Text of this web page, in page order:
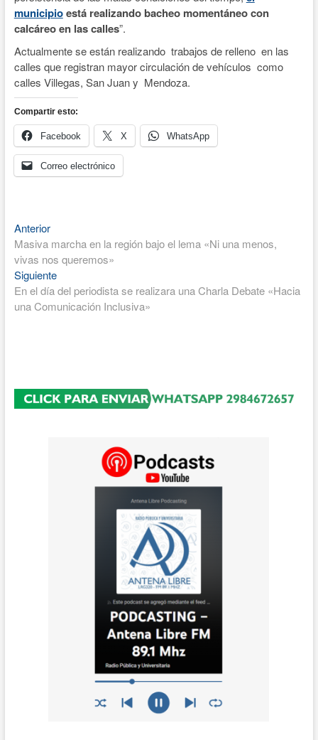
municipioestá realizando bacheo momentáneo con
calcáreo en las calles”.
Actualmente se están realizando trabajos de relleno en las
calles que registran mayor circulación de vehículos como
calles Villegas, San Juan y Mendoza.
Compartir esto:
Facebook X WhatsApp
Correo electrónico
Navegación
de
entradas
AnteriorEntrada
anterior:
Masiva marcha en la región bajo el lema «Ni una menos,
vivas nos queremos»
SiguienteEntrada
siguiente:
En el día del periodista se realizara una Charla Debate «Hacia
una Comunicación Inclusiva»